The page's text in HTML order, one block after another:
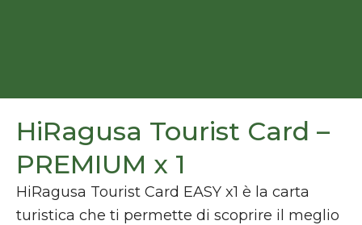
HiRagusa Tourist Card –
PREMIUM x 1
HiRagusa Tourist Card EASY x1 è la carta
turistica che ti permette di scoprire il meglio